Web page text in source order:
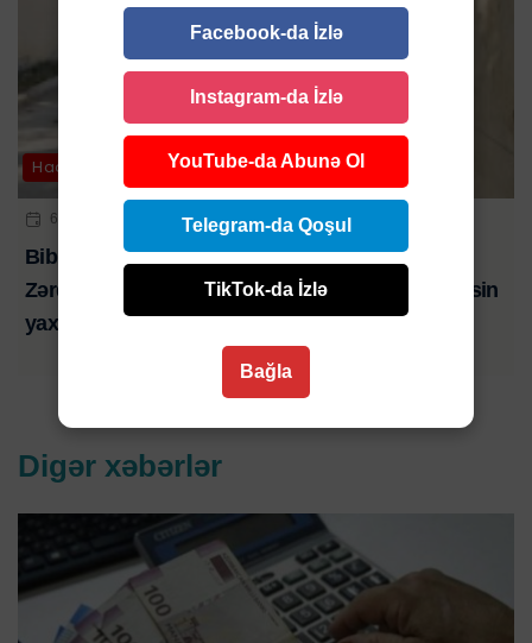
Hadisə
6 AVQ 2026 | 21:01
Bibim həkim səhlənkarlığının qurbanı oldu-
Zərdabda baş verən ağır yol qəzasında ölən şəxsin
yaxını şikayət edib-VİDEO
Digər xəbərlər
Facebook-da İzlə
Instagram-da İzlə
YouTube-da Abunə Ol
Telegram-da Qoşul
TikTok-da İzlə
Bağla